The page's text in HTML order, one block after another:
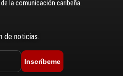
la comunicación caribeña.
de noticias.
Inscríbeme